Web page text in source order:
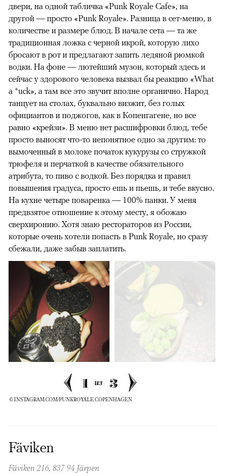
двери, на одной табличка «Punk Royale Cafe», на
другой — просто «Punk Royale». Разница в сет-меню, в
количестве и размере блюд. В начале сета — та же
традиционная ложка с черной икрой, которую лихо
бросают в рот и предлагают запить ледяной рюмкой
водки. На фоне — лютейший музон, который здесь и
сейчас у здорового человека вызвал бы реакцию «What
a *uck», а там все это звучит вполне органично. Народ
танцует на столах, буквально визжит, без голых
официантов и поджогов, как в Копенгагене, но все
равно «крейзи». В меню нет расшифровки блюд, тебе
просто выносят что-то непонятное одно за другим: то
вымоченный в молоке початок кукурузы со стружкой
трюфеля и перчаткой в качестве обязательного
атрибута, то пиво с водкой. Без порядка и правил
повышения градуса, просто ешь и пьешь, и тебе вкусно.
На кухне четыре поваренка — 100% панки. У меня
предвзятое отношение к этому месту, я обожаю
сверхиронию. Хотя знаю рестораторов из России,
которые очень хотели попасть в Punk Royale, но сразу
сбежали, даже забыв заплатить.
1 из 3
© INSTAGRAM.COM/PUNKROYALE.COPENHAGEN
Fäviken
Fäviken 216, 837 94 Järpen